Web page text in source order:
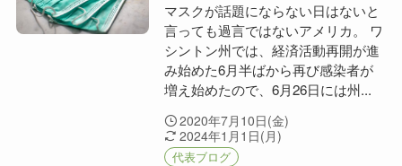
マスクが話題にならない日はないと
言っても過言ではないアメリカ。 ワ
シントン州では、経済活動再開が進
み始めた6月半ばから再び感染者が
増え始めたので、6月26日には州...
2020年7月10日(金)
2024年1月1日(月)
代表ブログ